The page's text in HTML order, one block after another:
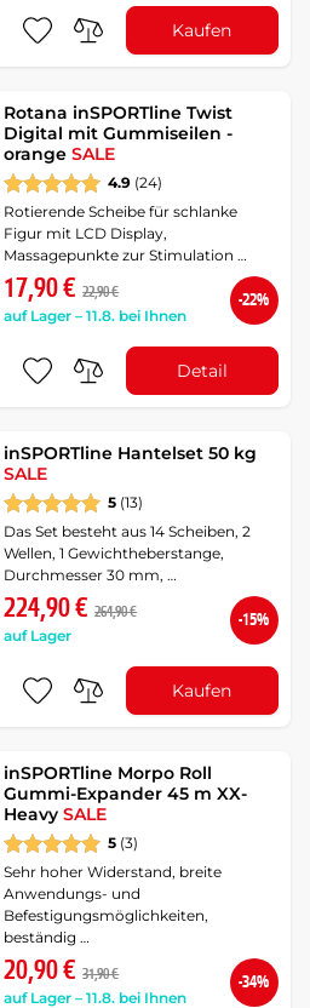
Kaufen
Rotana inSPORTline Twist
Digital mit Gummiseilen -
orangeSALE
4.9 (24)
Rotierende Scheibe für schlanke
Figur mit LCD Display,
Massagepunkte zur Stimulation …
17,90 € 22,90 €
auf Lager – 11.8. bei Ihnen
-22%
Detail
inSPORTline Hantelset 50 kg
SALE
5 (13)
Das Set besteht aus 14 Scheiben, 2
Wellen, 1 Gewichtheberstange,
Durchmesser 30 mm, …
224,90 € 264,90 €
auf Lager
-15%
Kaufen
inSPORTline Morpo Roll
Gummi-Expander 45 m XX-
HeavySALE
5 (3)
Sehr hoher Widerstand, breite
Anwendungs- und
Befestigungsmöglichkeiten,
beständig …
20,90 € 31,90 €
auf Lager – 11.8. bei Ihnen
-34%